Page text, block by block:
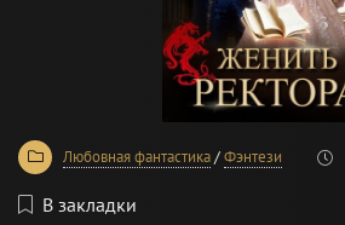
Любовная фантастика/Фэнтези
В закладки